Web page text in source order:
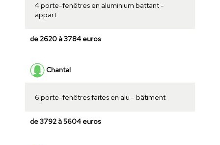
4 porte-fenêtres en aluminium battant -
appart
de 2620 à 3784 euros
Chantal
6 porte-fenêtres faites en alu - bâtiment
de 3792 à 5604 euros